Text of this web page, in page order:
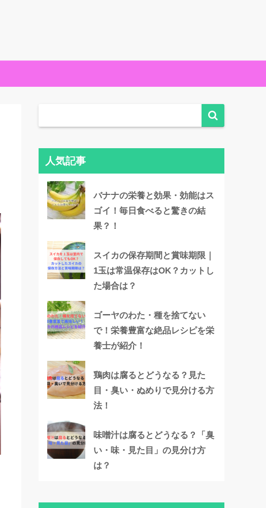
人気記事
バナナの栄養と効果・効能はス
ゴイ！毎日食べると驚きの結
果？！
スイカの保存期間と賞味期限｜
1玉は常温保存はOK？カットし
た場合は？
ゴーヤのわた・種を捨てない
で！栄養豊富な絶品レシピを栄
養士が紹介！
鶏肉は腐るとどうなる？見た
目・臭い・ぬめりで見分ける方
法！
味噌汁は腐るとどうなる？「臭
い・味・見た目」の見分け方
は？